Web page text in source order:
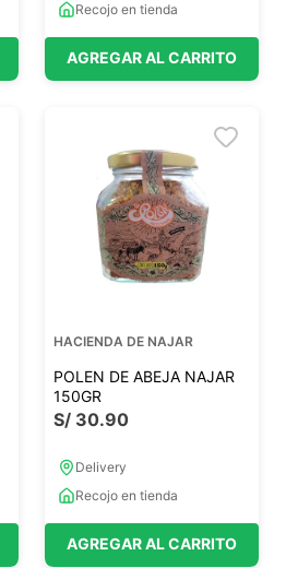
Recojo en tienda
AGREGAR AL CARRITO
HACIENDA DE NAJAR
POLEN DE ABEJA NAJAR
150GR
S/ 30.90
Delivery
Recojo en tienda
AGREGAR AL CARRITO